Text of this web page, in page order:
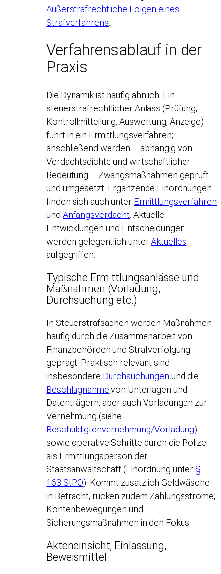
Außerstrafrechtliche Folgen eines
Strafverfahrens
Verfahrensablauf in der
Praxis
Die Dynamik ist häufig ähnlich: Ein
steuerstrafrechtlicher Anlass (Prüfung,
Kontrollmitteilung, Auswertung, Anzeige)
führt in ein Ermittlungsverfahren;
anschließend werden – abhängig von
Verdachtsdichte und wirtschaftlicher
Bedeutung – Zwangsmaßnahmen geprüft
und umgesetzt. Ergänzende Einordnungen
finden sich auch unter Ermittlungsverfahren
undAnfangsverdacht . Aktuelle
Entwicklungen und Entscheidungen
werden gelegentlich unterAktuelles
aufgegriffen.
Typische Ermittlungsanlässe und
Maßnahmen (Vorladung,
Durchsuchung etc.)
In Steuerstrafsachen werden Maßnahmen
häufig durch die Zusammenarbeit von
Finanzbehörden und Strafverfolgung
geprägt. Praktisch relevant sind
insbesondere Durchsuchungen und die
Beschlagnahme von Unterlagen und
Datenträgern, aber auch Vorladungen zur
Vernehmung (siehe
Beschuldigtenvernehmung/Vorladung)
sowie operative Schritte durch die Polizei
als Ermittlungsperson der
Staatsanwaltschaft (Einordnung unter§
163 StPO). Kommt zusätzlich Geldwäsche
in Betracht, rücken zudem Zahlungsströme,
Kontenbewegungen und
Sicherungsmaßnahmen in den Fokus.
Akteneinsicht, Einlassung,
Beweismittel